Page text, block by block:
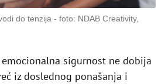
do tenzija
foto: NDAB Creativity,
sigurnost ne dobija
iz doslednog ponašanja i